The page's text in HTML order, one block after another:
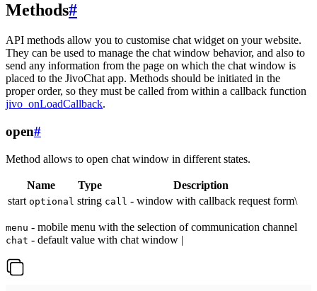
Methods#
API methods allow you to customise chat widget on your website.
They can be used to manage the chat window behavior, and also to
send any information from the page on which the chat window is
placed to the JivoChat app. Methods should be initiated in the
proper order, so they must be called from within a callback function
jivo_onLoadCallback.
open#
Method allows to open chat window in different states.
Name Type
Description
start optional string call - window with callback request form\
menu - mobile menu with the selection of communication channel
chat - default value with chat window |